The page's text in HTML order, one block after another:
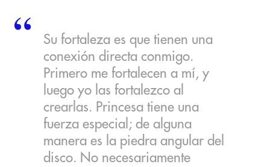
Su fortaleza es que tienen una
conexión directa conmigo.
Primero me fortalecen a mí, y
luego yo las fortalezco al
crearlas. Princesa tiene una
fuerza especial; de alguna
manera es la piedra angular del
disco. No necesariamente